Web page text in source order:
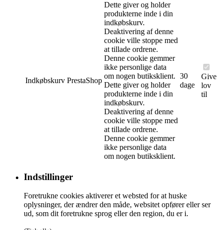
Indkøbskurv PrestaShop
Dette giver og holder
produkterne inde i din
indkøbskurv.
Deaktivering af denne
cookie ville stoppe med
at tillade ordrene.
Denne cookie gemmer
ikke personlige data
om nogen butiksklient.
Dette giver og holder
produkterne inde i din
indkøbskurv.
Deaktivering af denne
cookie ville stoppe med
at tillade ordrene.
Denne cookie gemmer
ikke personlige data
om nogen butiksklient.
30
dage
Give
lov
til
Indstillinger
Foretrukne cookies aktiverer et websted for at huske
oplysninger, der ændrer den måde, websitet opfører eller ser
ud, som dit foretrukne sprog eller den region, du er i.